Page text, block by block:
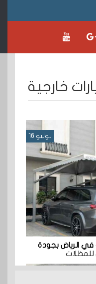
خارجية
يوليو 16
الرياض بجودة
للمظلات